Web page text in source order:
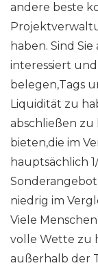
andere beste
haben. Sind
interessiert
belegen,Tags
Liquidität zu
abschließen zu
bieten,die im
hauptsächlich
Sonderangebot
niedrig im
Viele
volle Wette zu
außerhalb der